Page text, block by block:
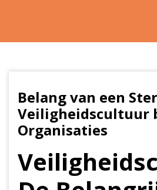
Belang van een
Veiligheidscultuur
Organisaties